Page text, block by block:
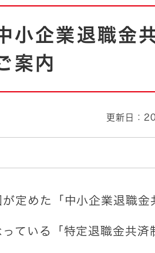
急・消防
水道・下水道
宅
環境
市政
市役所・施
小企業退職金
案内
更新日：
定めた「中小企業退職金
ている「特定退職金共済